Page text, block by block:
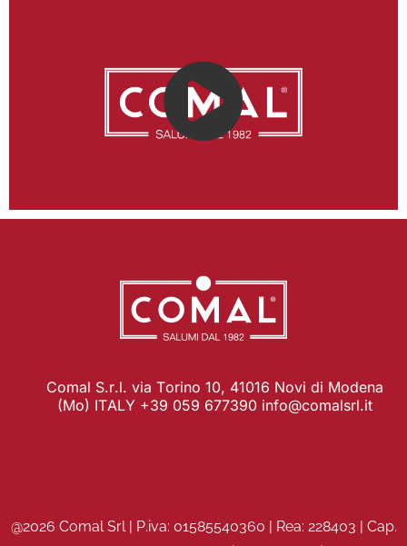
Comal S.r.l. via Torino 10, 41016 Novi di Modena
(Mo) ITALY +39 059 677390 info@comalsrl.it
@2026 Comal Srl | P.iva: 01585540360 | Rea: 228403 | Cap.